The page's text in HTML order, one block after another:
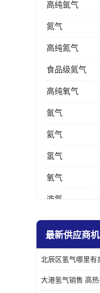
高纯氩气
氮气
高纯氮气
食品级氮气
高纯氧气
氩气
氦气
氢气
氧气
液氮
乙炔
最新供应商机